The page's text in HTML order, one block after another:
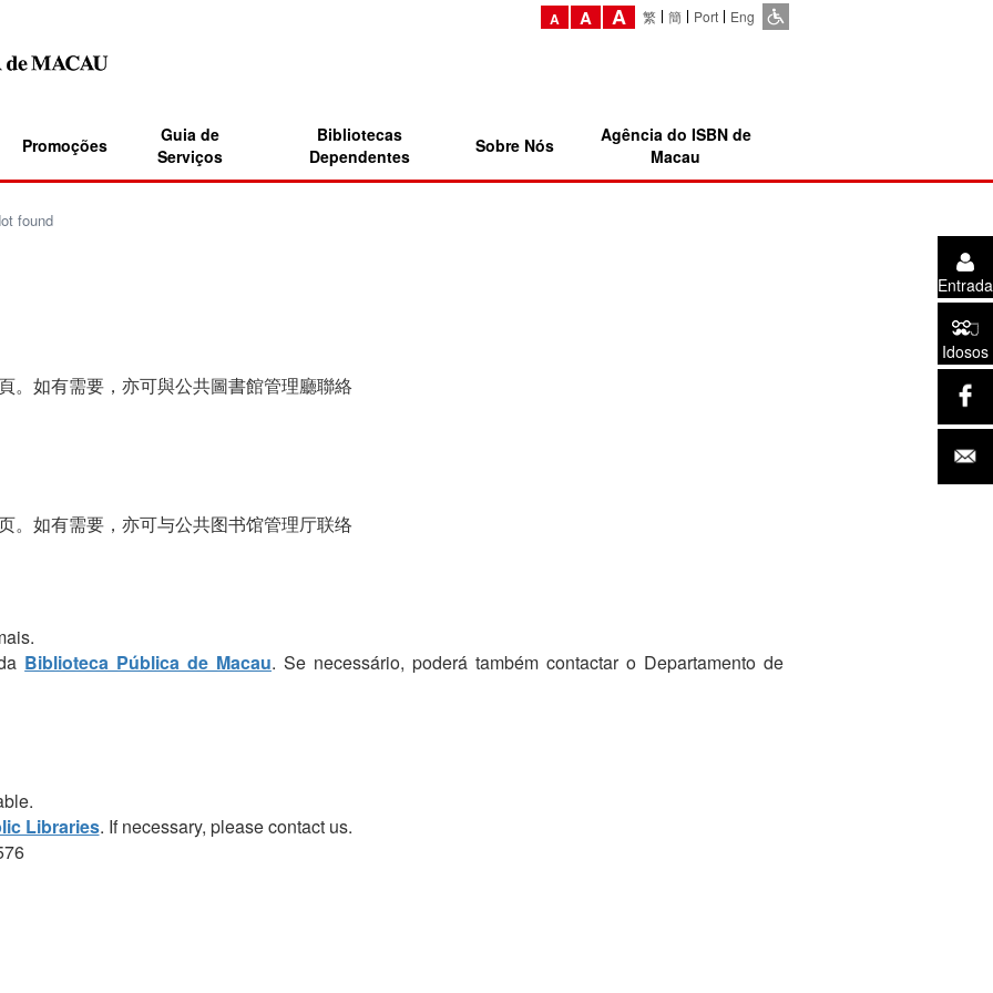
A A A 繁 簡 Port Eng
Promoções
Guia de
Serviços
Bibliotecas
Dependentes
Sobre Nós
Agência do ISBN de
Macau
Entrada
Idosos
found
。如有需要，亦可與公共圖書館管理廳聯絡
。如有需要，亦可与公共图书馆管理厅联络
Biblioteca Pública de Macau. Se necessário, poderá também contactar o Departamento de
Libraries. If necessary, please contact us.